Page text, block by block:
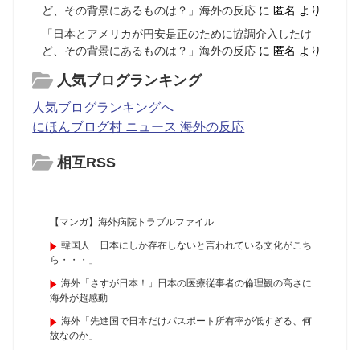
ど、その背景にあるものは？」海外の反応 に 匿名 より
「日本とアメリカが円安是正のために協調介入したけ
ど、その背景にあるものは？」海外の反応 に 匿名 より
人気ブログランキング
人気ブログランキングへ
にほんブログ村 ニュース 海外の反応
相互RSS
【マンガ】海外病院トラブルファイル
韓国人「日本にしか存在しないと言われている文化がこち
ら・・・」
海外「さすが日本！」日本の医療従事者の倫理観の高さに
海外が超感動
海外「先進国で日本だけパスポート所有率が低すぎる、何
故なのか」